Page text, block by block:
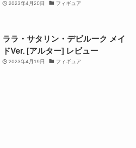
2023年4月20日 フィギュア
ララ・サタリン・デビルーク メイ
ドVer. [アルター] レビュー
2023年4月19日 フィギュア